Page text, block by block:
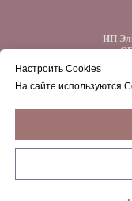
Настроить Cookies
На сайте используются
ИП